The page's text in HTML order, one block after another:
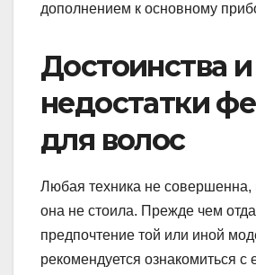
дополнением к основному
Достоинства и
недостатки
для волос
Любая техника не совершенна,
она не стоила. Прежде чем
предпочтение той или иной
рекомендуется ознакомиться